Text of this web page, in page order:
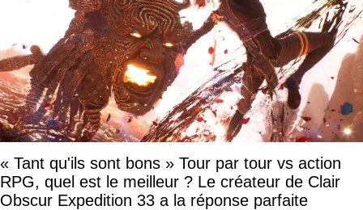
« Tant qu'ils sont bons » Tour par tour vs action
RPG, quel est le meilleur ? Le créateur de Clair
Obscur Expedition 33 a la réponse parfaite